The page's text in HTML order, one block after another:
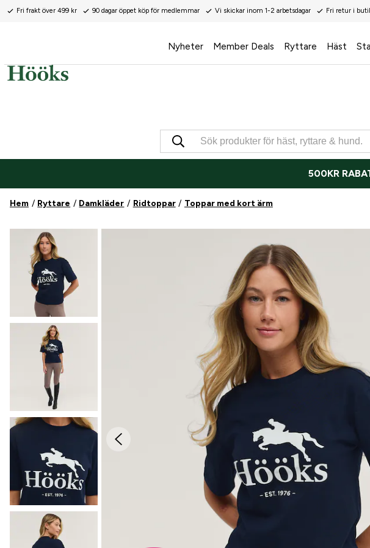
Fri frakt över 499 kr 90 dagar öppet köp för medlemmar Vi skickar inom 1-2 arbetsdagar Fri retur i
Nyheter Member Deals Ryttare Häst
500KR
Hem Ryttare Damkläder Ridtoppar Toppar med kort ärm